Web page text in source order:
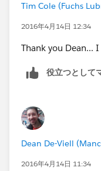
Tim Cole (Fuchs
2016年4月14日 12:34
Thank you Dean...
役立つとして
Dean De-Viell
2016年4月14日 11:34